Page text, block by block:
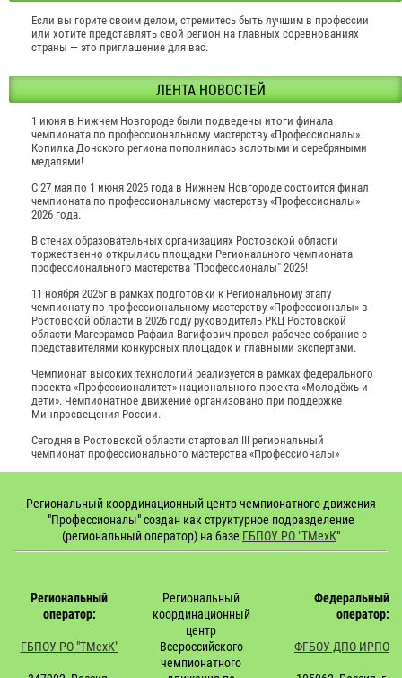
Если вы горите своим делом, стремитесь быть лучшим в профессии
или хотите представлять свой регион на главных соревнованиях
страны — это приглашение для вас.
ЛЕНТА НОВОСТЕЙ
1 июня в Нижнем Новгороде были подведены итоги финала
чемпионата по профессиональному мастерству «Профессионалы».
Копилка Донского региона пополнилась золотыми и серебряными
медалями!
С 27 мая по 1 июня 2026 года в Нижнем Новгороде состоится финал
чемпионата по профессиональному мастерству «Профессионалы»
2026 года.
В стенах образовательных организациях Ростовской области
торжественно открылись площадки Регионального чемпионата
профессионального мастерства "Профессионалы" 2026!
11 ноября 2025г в рамках подготовки к Региональному этапу
чемпионату по профессиональному мастерству «Профессионалы» в
Ростовской области в 2026 году руководитель РКЦ Ростовской
области Магеррамов Рафаил Вагифович провел рабочее собрание с
представителями конкурсных площадок и главными экспертами.
Чемпионат высоких технологий реализуется в рамках федерального
проекта «Профессионалитет» национального проекта «Молодёжь и
дети». Чемпионатное движение организовано при поддержке
Минпросвещения России.
Сегодня в Ростовской области стартовал III региональный
чемпионат профессионального мастерства «Профессионалы»
Региональный координационный центр чемпионатного движения
"Профессионалы" создан как структурное подразделение
(региональный оператор) на базе ГБПОУ РО "ТМехК"
Региональный
оператор:
ГБПОУ РО "ТМехК"
Региональный
координационный
центр
Всероссийского
чемпионатного
Федеральный
оператор:
ФГБОУ ДПО ИРПО